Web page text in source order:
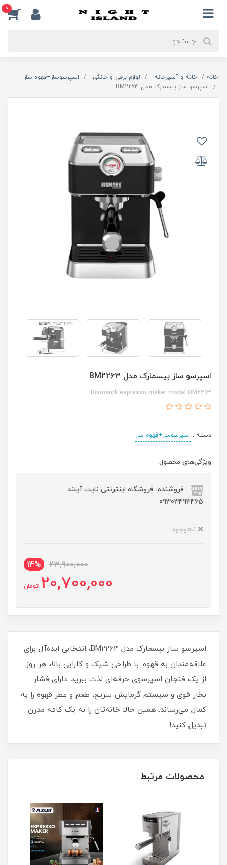
0
خانه خانه و آشپزخانه لوازم برقی و خانگی
اسپرسوساز+قهوه ساز
اسپرسو ساز بیسمارک مدل BM2263
اسپرسو ساز بیسمارک مدل BM2263
Bismarck espresso maker model BM2263
دسته : اسپرسوساز+قهوه ساز
ویژگی‌های محصول
فروشنده: فروشگاه اینترنتی نایت آیلند
09303494465
ناموجود
23,900,000
14%
20,700,000 تومان
اسپرسو ساز بیسمارک مدل BM2263، انتخابی ایده‌آل برای
علاقه‌مندان به قهوه. با طراحی شیک و کارایی بالا، هر روز
از یک فنجان اسپرسوی حرفه‌ای لذت ببرید. دارای فشار
بخار قوی و سیستم گرمایش سریع، طعم و عطر قهوه را به
کمال می‌رساند. همین حالا خانه‌تان را به یک کافه مدرن
تبدیل کنید!
محصولات مرتبط